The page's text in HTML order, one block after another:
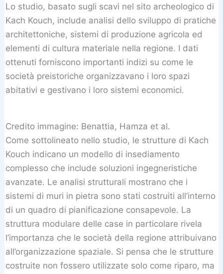
Lo studio, basato sugli scavi nel sito archeologico di
Kach Kouch, include analisi dello sviluppo di pratiche
architettoniche, sistemi di produzione agricola ed
elementi di cultura materiale nella regione. I dati
ottenuti forniscono importanti indizi su come le
società preistoriche organizzavano i loro spazi
abitativi e gestivano i loro sistemi economici.
Credito immagine: Benattia, Hamza et al.
Come sottolineato nello studio, le strutture di Kach
Kouch indicano un modello di insediamento
complesso che include soluzioni ingegneristiche
avanzate. Le analisi strutturali mostrano che i
sistemi di muri in pietra sono stati costruiti all’interno
di un quadro di pianificazione consapevole. La
struttura modulare delle case in particolare rivela
l’importanza che le società della regione attribuivano
all’organizzazione spaziale. Si pensa che le strutture
costruite non fossero utilizzate solo come riparo, ma